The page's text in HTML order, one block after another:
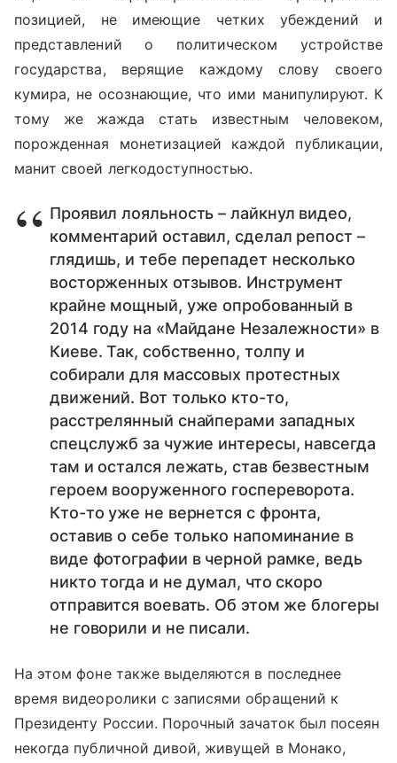
позицией, не имеющие четких убеждений и
представлений о политическом устройстве
государства, верящие каждому слову своего
кумира, не осознающие, что ими манипулируют. К
тому же жажда стать известным человеком,
порожденная монетизацией каждой публикации,
манит своей легкодоступностью.
Проявил лояльность – лайкнул видео,
комментарий оставил, сделал репост –
глядишь, и тебе перепадет несколько
восторженных отзывов. Инструмент
крайне мощный, уже опробованный в
2014 году на «Майдане Незалежности» в
Киеве. Так, собственно, толпу и
собирали для массовых протестных
движений. Вот только кто-то,
расстрелянный снайперами западных
спецслужб за чужие интересы, навсегда
там и остался лежать, став безвестным
героем вооруженного госпереворота.
Кто-то уже не вернется с фронта,
оставив о себе только напоминание в
виде фотографии в черной рамке, ведь
никто тогда и не думал, что скоро
отправится воевать. Об этом же блогеры
не говорили и не писали.
На этом фоне также выделяются в последнее
время видеоролики с записями обращений к
Президенту России. Порочный зачаток был посеян
некогда публичной дивой, живущей в Монако,